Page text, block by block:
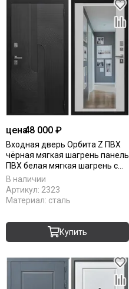
цена48 000 ₽
Входная дверь Орбита Z ПВХ
чёрная мягкая шагрень панель
ПВХ белая мягкая шагрень с
зеркалом Z
В наличии
Артикул: 2323
Материал: сталь
Купить